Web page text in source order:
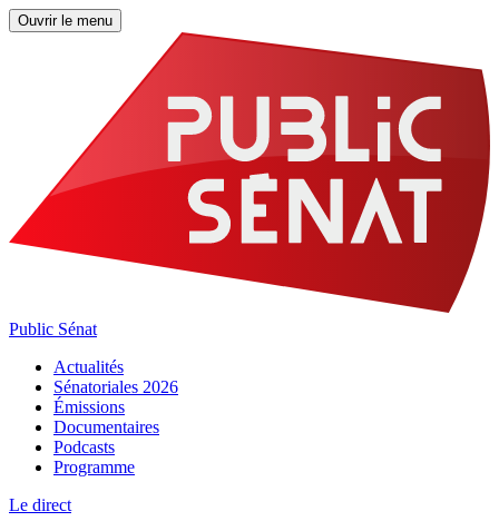
Ouvrir le menu
Public Sénat
Actualités
Sénatoriales 2026
Émissions
Documentaires
Podcasts
Programme
Le direct